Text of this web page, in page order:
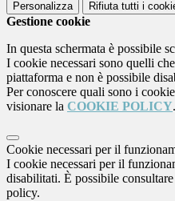
Personalizza Rifiuta tutti i
Gestione cookie
In questa schermata è possibile
I cookie necessari sono quelli
piattaforma e non è possibile
Per conoscere quali sono i
visionare la COOKIE POLICY.
Cookie necessari per il
I cookie necessari per il
disabilitati. È possibile
policy.